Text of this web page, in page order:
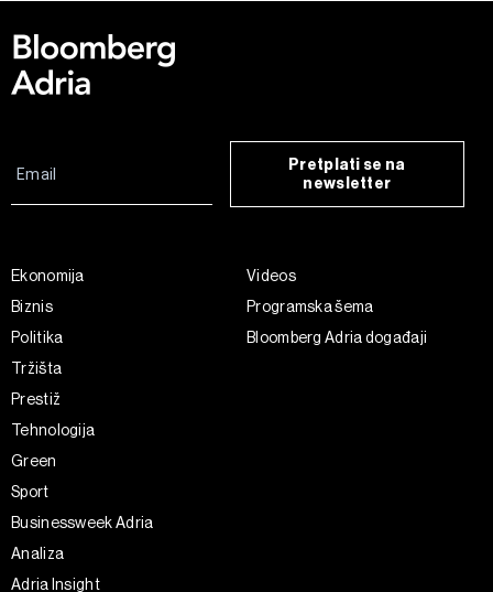
Pretplati se na
newsletter
Ekonomija
Biznis
Politika
Tržišta
Prestiž
Tehnologija
Green
Sport
Businessweek Adria
Analiza
Adria Insight
Videos
Programska šema
Bloomberg Adria događaji